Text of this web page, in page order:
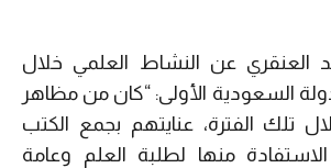
العنقري عن النشاط العلمي خلال
السعودية الأولى: “كان من مظاهر
تلك الفترة، عنايتهم بجمع الكتب
منها لطلبة العلم وعامة